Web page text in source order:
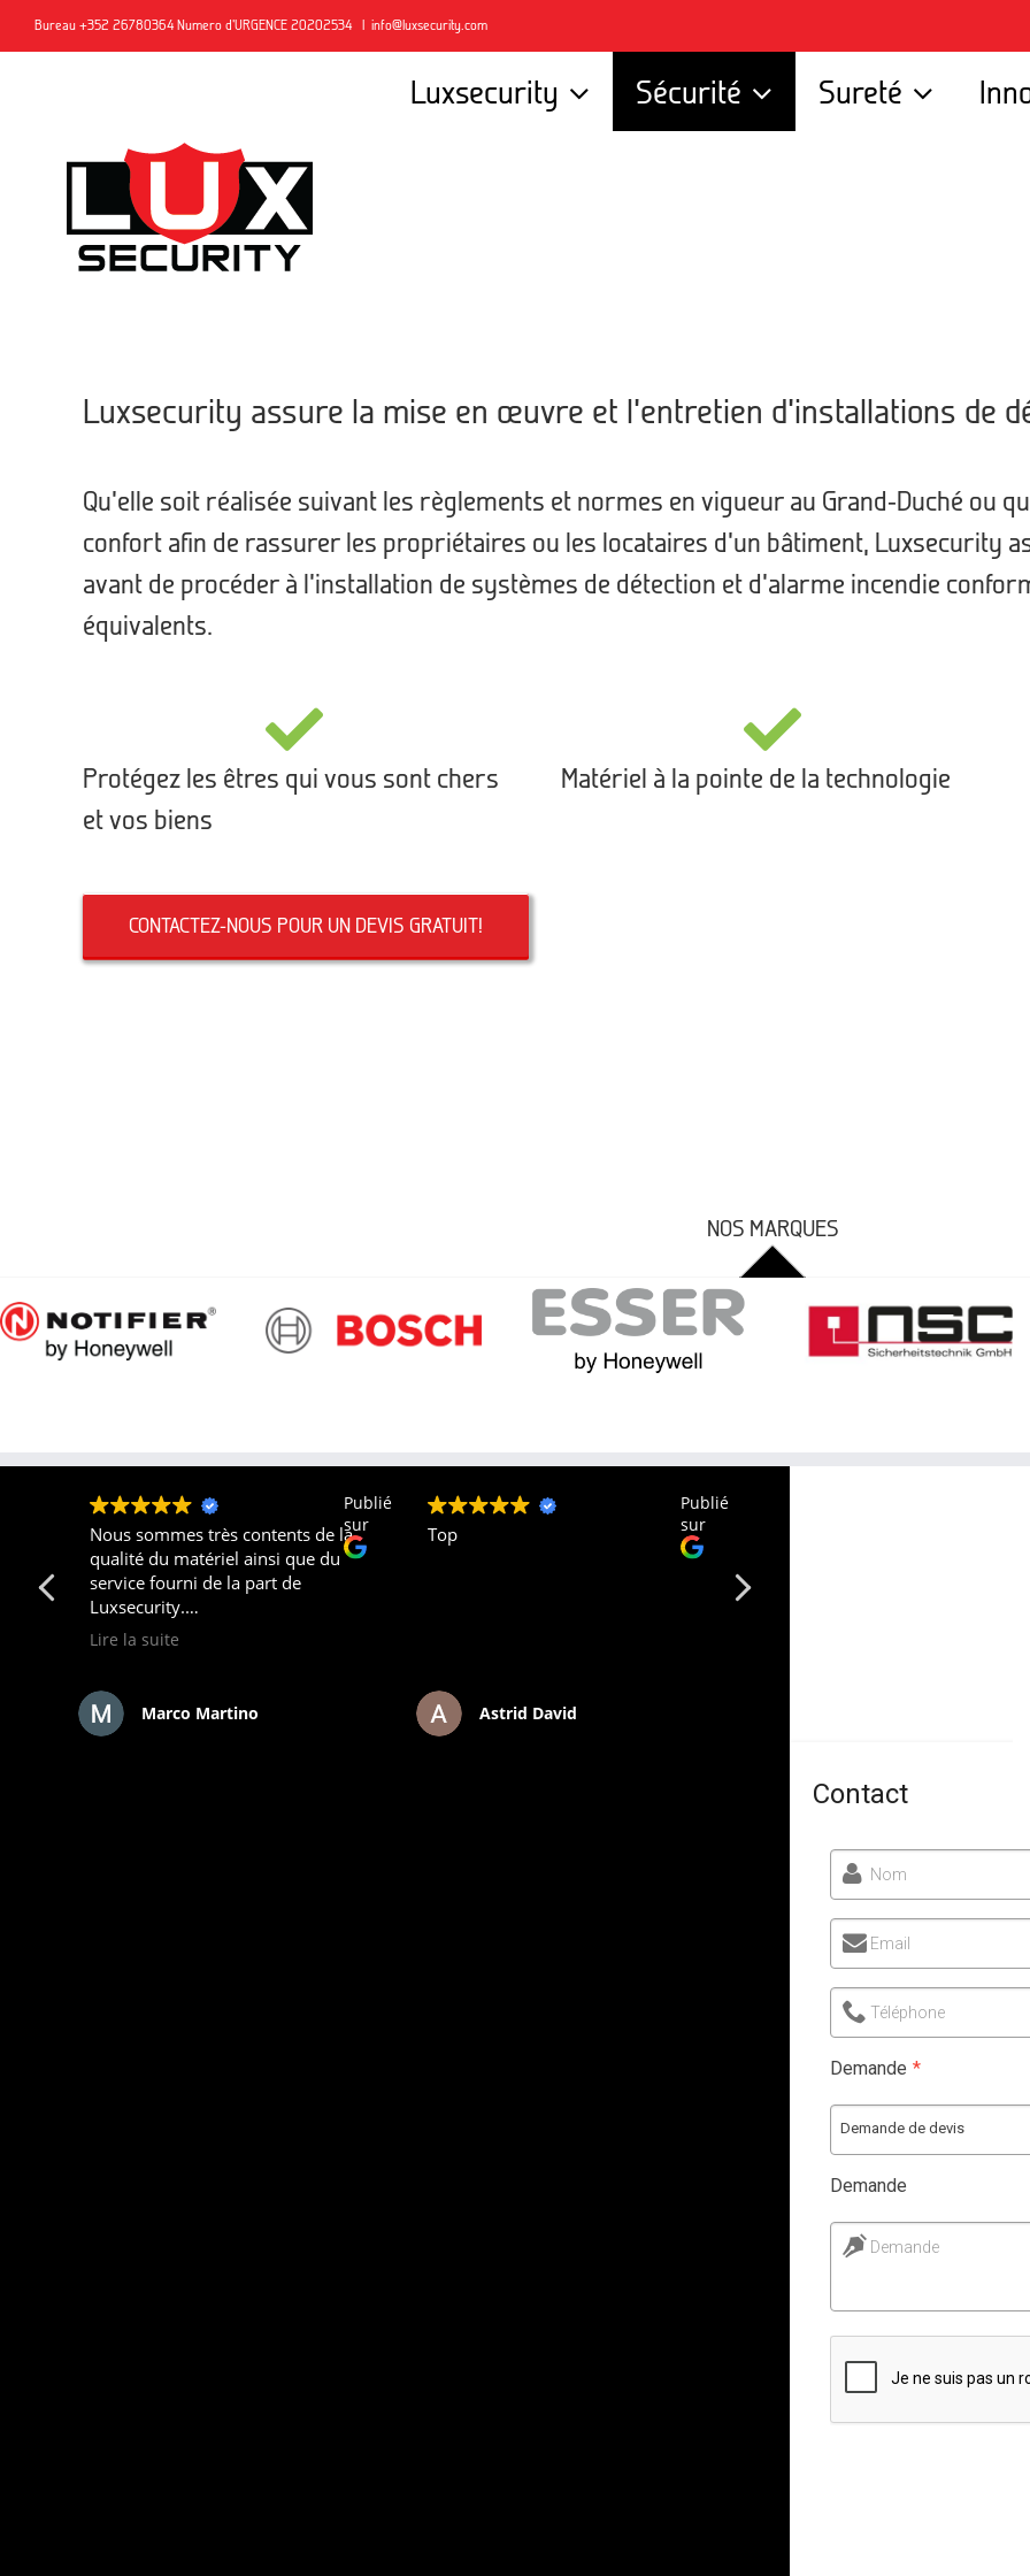
content
Bureau +352 26780364 Numero d'URGENCE 20202534 | info@luxsecurity.com
Luxsecurity Sécurité Sureté
Luxsecurity assure la mise en œuvre et l’entretien d’installations de
Qu’elle soit réalisée suivant les règlements et normes en vigueur au Grand-Duché ou
confort afin de rassurer les propriétaires ou les locataires d’un bâtiment, Luxsecurity
avant de procéder à l’installation de systèmes de détection et d’alarme incendie
équivalents.
Protégez les êtres qui vous sont chers
et vos biens
Matériel à la pointe de la technologie
CONTACTEZ-NOUS POUR UN DEVIS GRATUIT!
NOS MARQUES
Nous sommes très contents de la
qualité du matériel ainsi que du
service fourni de la part de
Luxsecurity.
Lire la suite
Publié
sur
Marco Martino
Top
Publié
sur
Astrid David
Contact
Nom
Email
Téléphone
Demande *
Demande de devis
Demande
Demande